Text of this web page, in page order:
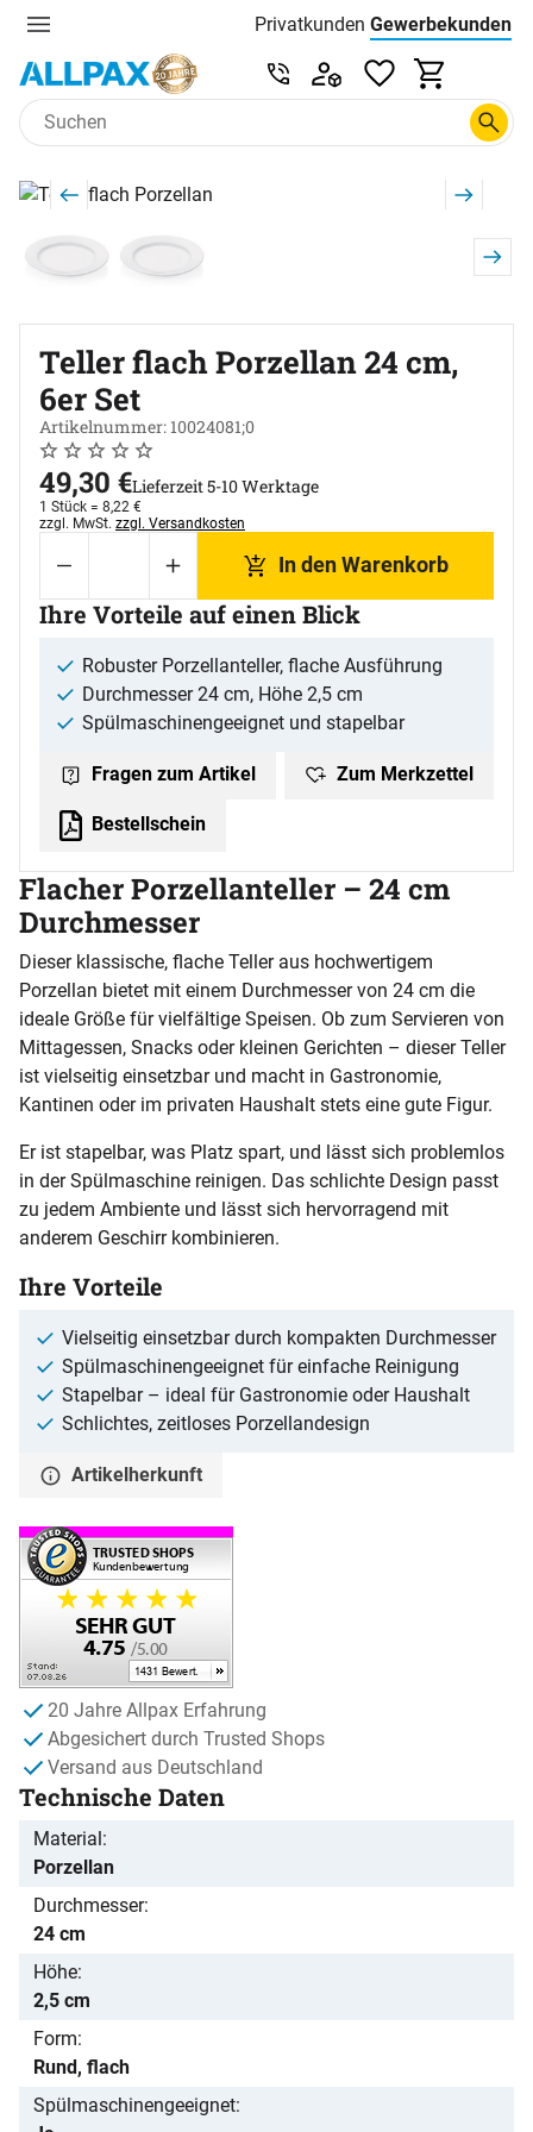
Menu Privatkunden Preisliste:
Gewerbekunden
Zum Hauptinhalt springen
Service & Beratung unter
Produktgalerie
Zur Kaufbox springen
Teller flach Porzellan 24 cm,
6er Set
Artikelnummer: 10024081;0
Noch keine Bewertungen abgegeben
0 Bewertungen
49,30 €Lieferzeit 5-10 Werktage
1 Stück = 8,22 €
Steuerhinweis:
zzgl. MwSt. zzgl. Versandkosten
In den Warenkorb
Ihre Vorteile auf einen Blick
Robuster Porzellanteller, flache Ausführung
Durchmesser 24 cm, Höhe 2,5 cm
Spülmaschinengeeignet und stapelbar
Fragen zum Artikel Zum Merkzettel
Bestellschein
Flacher Porzellanteller – 24 cm
Durchmesser
Dieser klassische, flache Teller aus hochwertigem
Porzellan bietet mit einem Durchmesser von 24 cm die
ideale Größe für vielfältige Speisen. Ob zum Servieren von
Mittagessen, Snacks oder kleinen Gerichten – dieser Teller
ist vielseitig einsetzbar und macht in Gastronomie,
Kantinen oder im privaten Haushalt stets eine gute Figur.
Er ist stapelbar, was Platz spart, und lässt sich problemlos
in der Spülmaschine reinigen. Das schlichte Design passt
zu jedem Ambiente und lässt sich hervorragend mit
anderem Geschirr kombinieren.
Ihre Vorteile
Vielseitig einsetzbar durch kompakten Durchmesser
Spülmaschinengeeignet für einfache Reinigung
Stapelbar – ideal für Gastronomie oder Haushalt
Schlichtes, zeitloses Porzellandesign
Artikelherkunft
20 Jahre Allpax Erfahrung
Abgesichert durch Trusted Shops
Versand aus Deutschland
Technische Daten
Material
Porzellan
Durchmesser
24 cm
Höhe
2,5 cm
Form
Rund, flach
Spülmaschinengeeignet